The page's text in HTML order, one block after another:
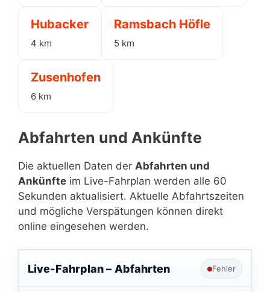
Hubacker
4 km
Ramsbach Höfle
5 km
Zusenhofen
6 km
Abfahrten und Ankünfte
Die aktuellen Daten der Abfahrten und
Ankünfte im Live-Fahrplan werden alle 60
Sekunden aktualisiert. Aktuelle Abfahrtszeiten
und mögliche Verspätungen können direkt
online eingesehen werden.
Live-Fahrplan – Abfahrten Fehler